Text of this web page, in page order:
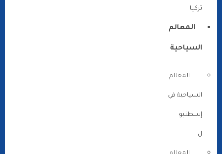
تركيا
المعالم
السياحية
المعالم
السياحية في
إسطنبو
ل